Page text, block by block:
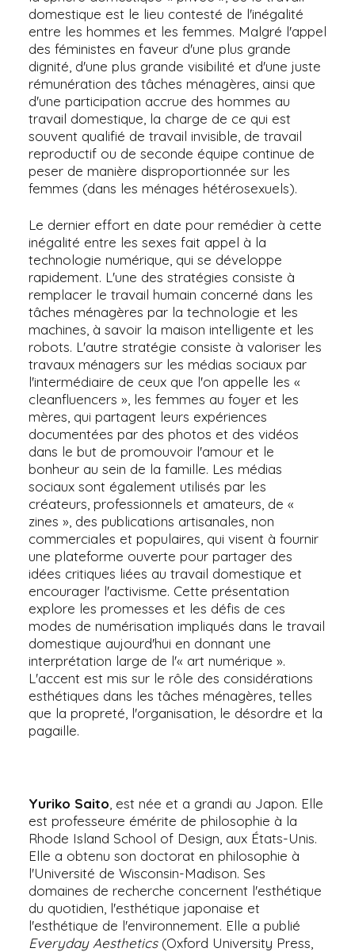
domestique est le lieu contesté de l'inégalité
entre les hommes et les femmes. Malgré l'appel
des féministes en faveur d'une plus grande
dignité, d'une plus grande visibilité et d'une juste
rémunération des tâches ménagères, ainsi que
d'une participation accrue des hommes au
travail domestique, la charge de ce qui est
souvent qualifié de travail invisible, de travail
reproductif ou de seconde équipe continue de
peser de manière disproportionnée sur les
femmes (dans les ménages hétérosexuels).
Le dernier effort en date pour remédier à cette
inégalité entre les sexes fait appel à la
technologie numérique, qui se développe
rapidement. L'une des stratégies consiste à
remplacer le travail humain concerné dans les
tâches ménagères par la technologie et les
machines, à savoir la maison intelligente et les
robots. L'autre stratégie consiste à valoriser les
travaux ménagers sur les médias sociaux par
l'intermédiaire de ceux que l'on appelle les «
cleanfluencers », les femmes au foyer et les
mères, qui partagent leurs expériences
documentées par des photos et des vidéos
dans le but de promouvoir l'amour et le
bonheur au sein de la famille. Les médias
sociaux sont également utilisés par les
créateurs, professionnels et amateurs, de «
zines », des publications artisanales, non
commerciales et populaires, qui visent à fournir
une plateforme ouverte pour partager des
idées critiques liées au travail domestique et
encourager l'activisme. Cette présentation
explore les promesses et les défis de ces
modes de numérisation impliqués dans le travail
domestique aujourd'hui en donnant une
interprétation large de l'« art numérique ».
L'accent est mis sur le rôle des considérations
esthétiques dans les tâches ménagères, telles
que la propreté, l'organisation, le désordre et la
pagaille.
Yuriko Saito , est née et a grandi au Japon. Elle
est professeure émérite de philosophie à la
Rhode Island School of Design, aux États-Unis.
Elle a obtenu son doctorat en philosophie à
l'Université de Wisconsin-Madison. Ses
domaines de recherche concernent l'esthétique
du quotidien, l'esthétique japonaise et
l'esthétique de l'environnement. Elle a publié
Everyday Aesthetics(Oxford University Press,